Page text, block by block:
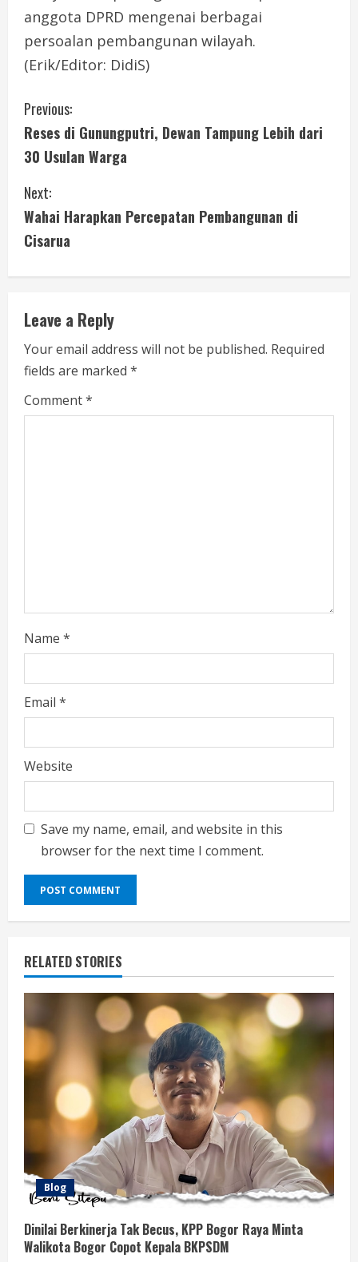
anggota DPRD mengenai berbagai
persoalan pembangunan wilayah.
(Erik/Editor: DidiS)
C
o
n
t
i
n
u
e
R
e
Previous:
Reses di Gunungputri, Dewan Tampung Lebih dari
30 Usulan Warga
Next:
Wahai Harapkan Percepatan Pembangunan di
Cisarua
Leave a Reply
Your email address will not be published. Required
fields are marked *
Comment*
Name *
Email *
Website
Save my name, email, and website in this
browser for the next time I comment.
RELATED STORIES
Blog
Dinilai Berkinerja Tak Becus, KPP Bogor Raya Minta
Walikota Bogor Copot Kepala BKPSDM